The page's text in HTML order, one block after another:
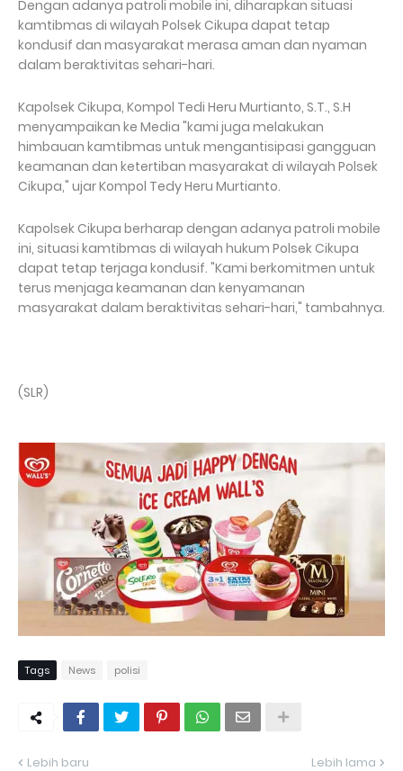
Dengan adanya patroli mobile ini, diharapkan situasi
kamtibmas di wilayah Polsek Cikupa dapat tetap
kondusif dan masyarakat merasa aman dan nyaman
dalam beraktivitas sehari-hari.
Kapolsek Cikupa, Kompol Tedi Heru Murtianto, S.T., S.H
menyampaikan ke Media "kami juga melakukan
himbauan kamtibmas untuk mengantisipasi gangguan
keamanan dan ketertiban masyarakat di wilayah Polsek
Cikupa," ujar Kompol Tedy Heru Murtianto.
Kapolsek Cikupa berharap dengan adanya patroli mobile
ini, situasi kamtibmas di wilayah hukum Polsek Cikupa
dapat tetap terjaga kondusif. "Kami berkomitmen untuk
terus menjaga keamanan dan kenyamanan
masyarakat dalam beraktivitas sehari-hari," tambahnya.
(SLR)
Tags News polisi
Lebih baru Lebih lama